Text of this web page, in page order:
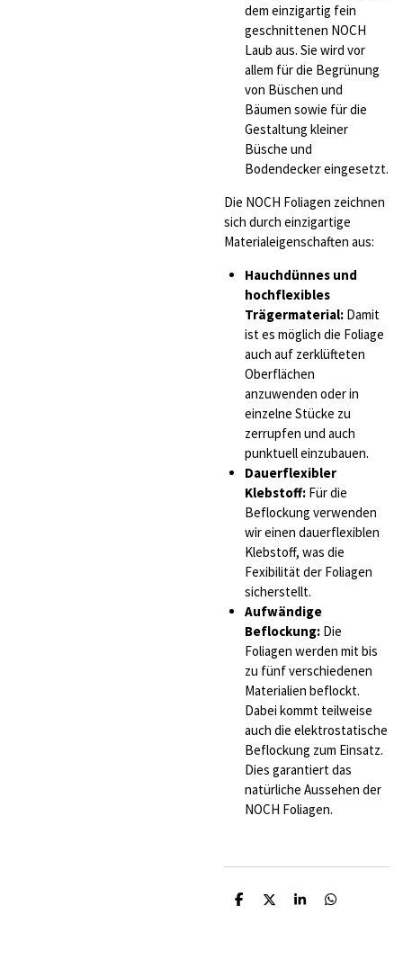
dem einzigartig fein
geschnittenen NOCH
Laub aus. Sie wird vor
allem für die Begrünung
von Büschen und
Bäumen sowie für die
Gestaltung kleiner
Büsche und
Bodendecker eingesetzt.
Die NOCH Foliagen zeichnen
sich durch einzigartige
Materialeigenschaften aus:
Hauchdünnes und
hochflexibles
Trägermaterial:Damit
ist es möglich die Foliage
auch auf zerklüfteten
Oberflächen
anzuwenden oder in
einzelne Stücke zu
zerrupfen und auch
punktuell einzubauen.
Dauerflexibler
Klebstoff:Für die
Beflockung verwenden
wir einen dauerflexiblen
Klebstoff, was die
Fexibilität der Foliagen
sicherstellt.
Aufwändige
Beflockung:Die
Foliagen werden mit bis
zu fünf verschiedenen
Materialien beflockt.
Dabei kommt teilweise
auch die elektrostatische
Beflockung zum Einsatz.
Dies garantiert das
natürliche Aussehen der
NOCH Foliagen.
T
T
T
T